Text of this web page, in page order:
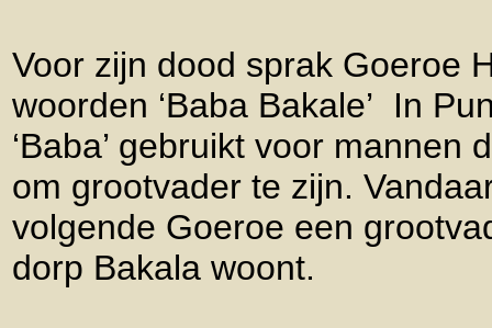
Voor zijn dood sprak Goeroe
woorden ‘Baba Bakale’ In
‘Baba’ gebruikt voor mannen
om grootvader te zijn.
volgende Goeroe een
dorp Bakala woont.